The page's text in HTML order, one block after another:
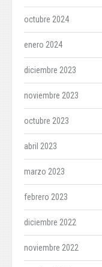
octubre 2024
enero 2024
diciembre 2023
noviembre 2023
octubre 2023
abril 2023
marzo 2023
febrero 2023
diciembre 2022
noviembre 2022